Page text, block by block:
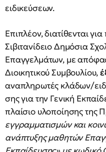
ειδικεύσεων.
Επιπλέον, διατίθενται
Σιβιτανίδειο Δημόσια
Επαγγελμάτων, με
Διοικητικού Συμβουλίου,
αναπληρωτές κλάδων/
σης για την Γενική
πλαίσιο υλοποίησης της
εγγραμματισμών και
ανάπτυξης μαθητών